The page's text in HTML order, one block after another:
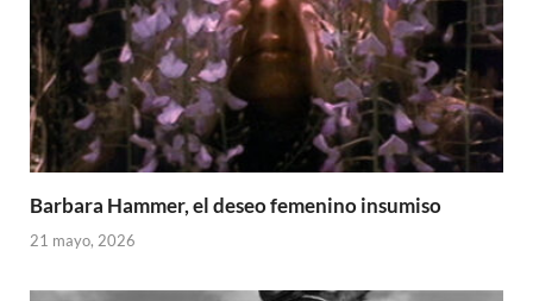
Barbara Hammer, el deseo femenino insumiso
21 mayo, 2026